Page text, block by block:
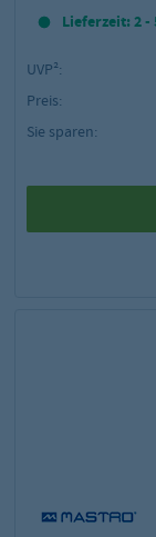
Lieferzeit: 2 -
UVP²:
Preis:
Sie sparen: